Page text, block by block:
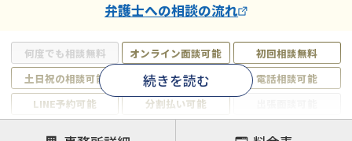
何度でも相談無料 オンライン面談可能
初回相談無料
土日祝の相談可能
19時以降電話可能
電話相談可能
LINE予約可能
分割払い可能
続きを読む
弁護士への相談の流れ